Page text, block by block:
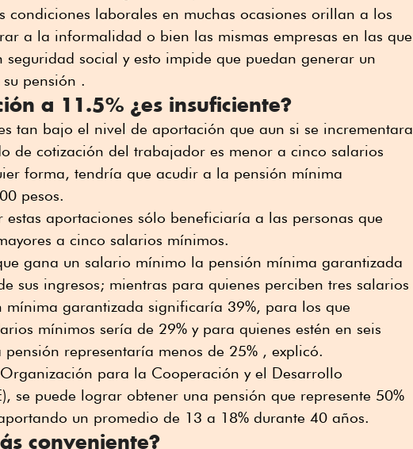
condiciones laborales en muchas ocasiones orillan a los
a la informalidad o bien las mismas empresas en las que
social y esto impide que puedan generar un
pensión .
a 11.5% ¿es insuficiente?
tan bajo el nivel de aportación que aun si se incrementara
de cotización del trabajador es menor a cinco salarios
forma, tendría que acudir a la pensión mínima
pesos.
estas aportaciones sólo beneficiaría a las personas que
a cinco salarios mínimos.
gana un salario mínimo la pensión mínima garantizada
sus ingresos; mientras para quienes perciben tres salarios
mínima garantizada significaría 39%, para los que
mínimos sería de 29% y para quienes estén en seis
representaría menos de 25% , explicó.
para la Cooperación y el Desarrollo
se puede lograr obtener una pensión que represente 50%
un promedio de 13 a 18% durante 40 años.
conveniente?